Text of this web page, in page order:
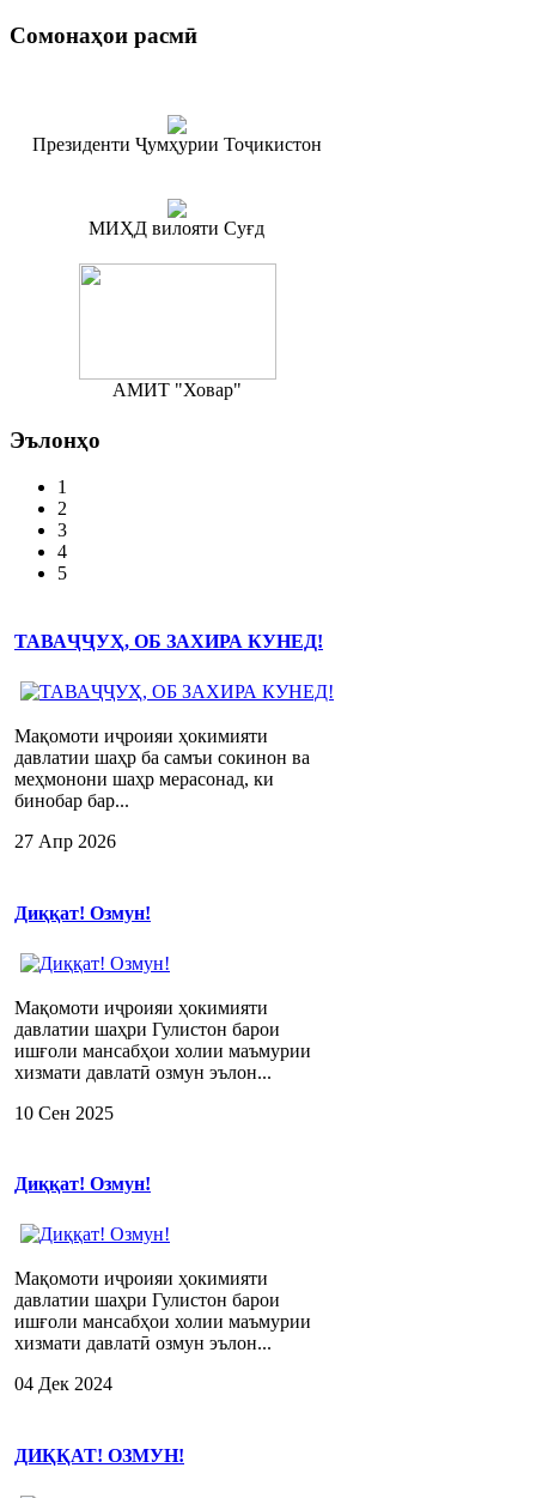
Сомонаҳои расмӣ
Президенти Ҷумҳурии Тоҷикистон
МИҲД вилояти Суғд
АМИТ "Ховар"
Эълонҳо
1
2
3
4
5
ТАВАҶҶУҲ, ОБ ЗАХИРА КУНЕД!
Мақомоти иҷроияи ҳокимияти
давлатии шаҳр ба самъи сокинон ва
меҳмонони шаҳр мерасонад, ки
бинобар бар...
27 Апр 2026
Диққат! Озмун!
Мақомоти иҷроияи ҳокимияти
давлатии шаҳри Гулистон барои
ишғоли мансабҳои холии маъмурии
хизмати давлатӣ озмун эълон...
10 Сен 2025
Диққат! Озмун!
Мақомоти иҷроияи ҳокимияти
давлатии шаҳри Гулистон барои
ишғоли мансабҳои холии маъмурии
хизмати давлатӣ озмун эълон...
04 Дек 2024
ДИҚҚАТ! ОЗМУН!